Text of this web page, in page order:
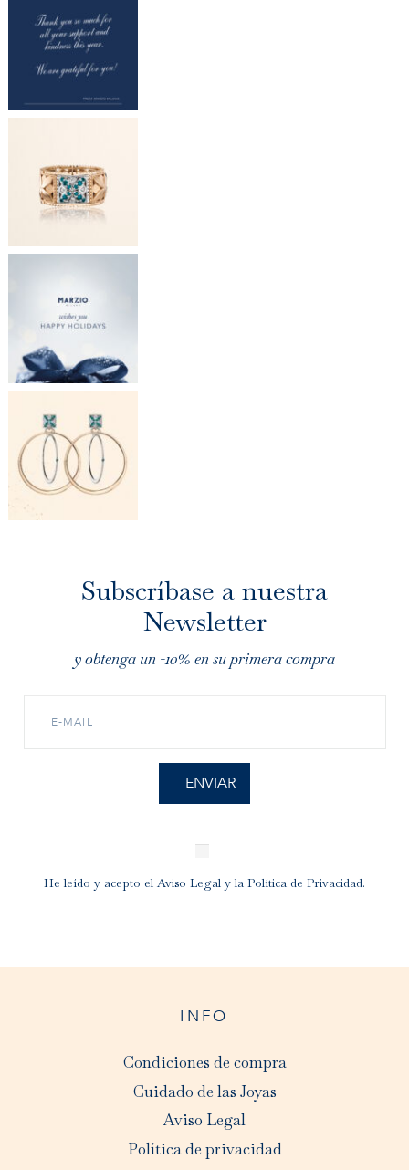
Subscríbase a nuestra
Newsletter
y obtenga un -10% en su primera compra
He leído y acepto el Aviso Legal y la Política de Privacidad.
INFO
Condiciones de compra
Cuidado de las Joyas
Aviso Legal
Política de privacidad